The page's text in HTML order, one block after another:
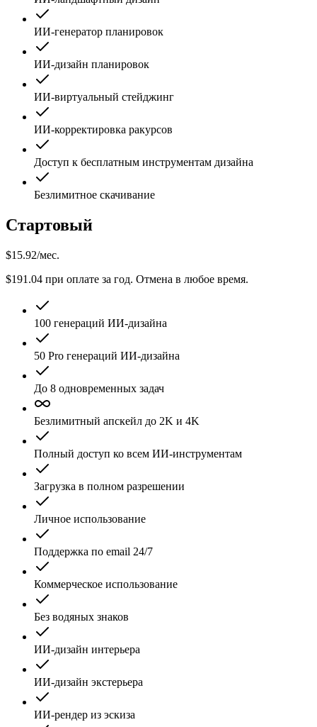
ИИ-генератор планировок
ИИ-дизайн планировок
ИИ-виртуальный стейджинг
ИИ-корректировка ракурсов
Доступ к бесплатным инструментам дизайна
Безлимитное скачивание
Стартовый
$15.92/мес.
$191.04 при оплате за год. Отмена в любое время.
100 генераций ИИ-дизайна
50 Pro генераций ИИ-дизайна
До 8 одновременных задач
Безлимитный апскейл до 2K и 4K
Полный доступ ко всем ИИ-инструментам
Загрузка в полном разрешении
Личное использование
Поддержка по email 24/7
Коммерческое использование
Без водяных знаков
ИИ-дизайн интерьера
ИИ-дизайн экстерьера
ИИ-рендер из эскиза